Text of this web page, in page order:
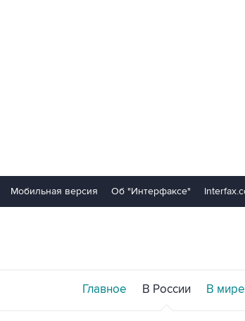
Мобильная версия Об "Интерфаксе"
Главное В России В мире